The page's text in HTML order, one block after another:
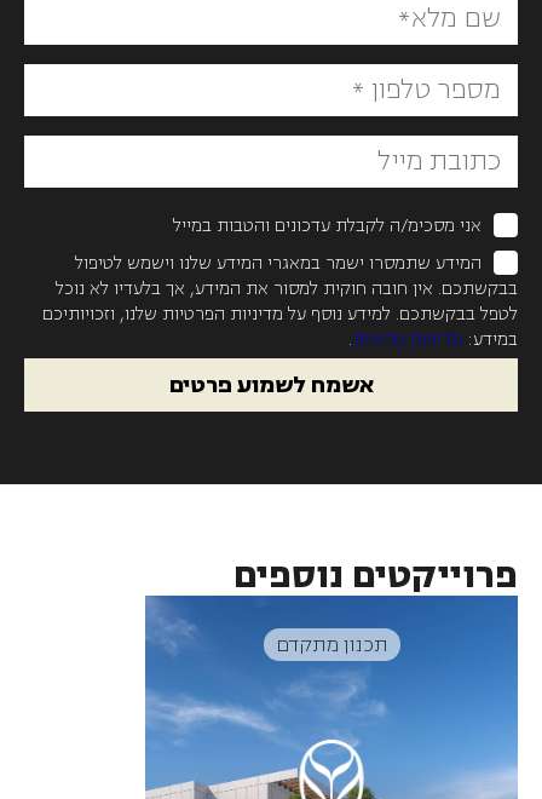
אני מסכימ/ה לקבלת עדכונים והטבות במייל
המידע שתמסרו ישמר במאגרי המידע שלנו וישמש לטיפול
בבקשתכם. אין חובה חוקית למסור את המידע, אך בלעדיו לא נוכל
לטפל בבקשתכם. למידע נוסף על מדיניות הפרטיות שלנו, וזכויותיכם
במידע: מדיניות פרטיות.
אשמח לשמוע פרטים
פרוייקטים נוספים
תכנון מתקדם